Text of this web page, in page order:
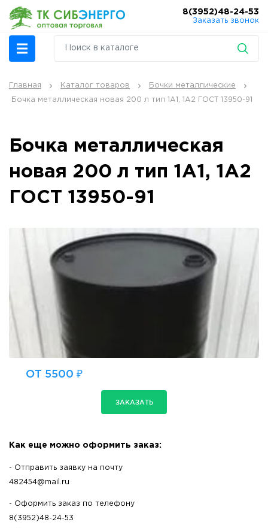
8(3952)48-24-53
Заказать звонок
Главная Каталог товаров Бочки металлические
Бочка металлическая новая 200 л тип 1А1, 1А2 ГОСТ 13950-91
Бочка металлическая
новая 200 л тип 1А1, 1А2
ГОСТ 13950-91
ОТ 5500 ₽
ЗАКАЗАТЬ
Как еще можно оформить заказ:
- Отправить заявку на почту
482454@mail.ru
- Оформить заказ по телефону
8(3952)48-24-53